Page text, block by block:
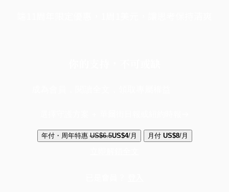
年付・周年特惠 US$6.5US$4/月 月付 US$8/月